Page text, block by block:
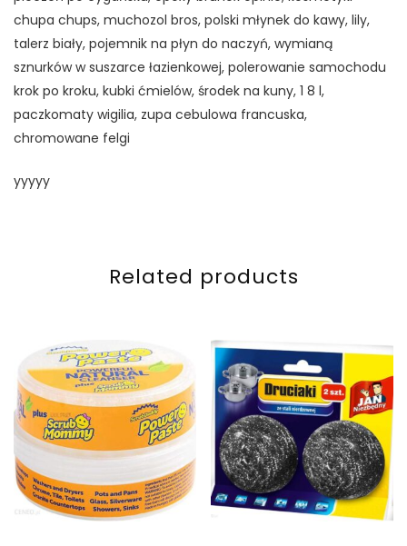
chupa chups, muchozol bros, polski młynek do kawy, lily,
talerz biały, pojemnik na płyn do naczyń, wymianą
sznurków w suszarce łazienkowej, polerowanie samochodu
krok po kroku, kubki ćmielów, środek na kuny, 1 8 l,
paczkomaty wigilia, zupa cebulowa francuska,
chromowane felgi
yyyyy
Related products